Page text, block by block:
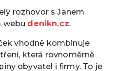
rozhovor s Janem
webu denikn.cz.
vhodně kombinuje
která rovnoměrně
obyvatel i firmy. To je